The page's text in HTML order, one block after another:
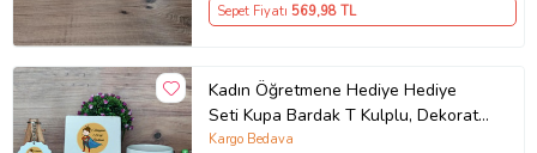
Sepet Fiyatı 569,98 TL
Kadın Öğretmene Hediye Hediye
Seti Kupa Bardak T Kulplu, Dekoratif
Taş, Anahtarlık Öğretmenler Günü
Kargo Bedava